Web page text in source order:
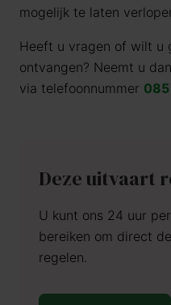
mogelijk te laten
Heeft u vragen of wilt u
ontvangen? Neemt u
via telefoonnummer
Deze uitvaart
U kunt ons 24 uur
bereiken om direct
regelen.